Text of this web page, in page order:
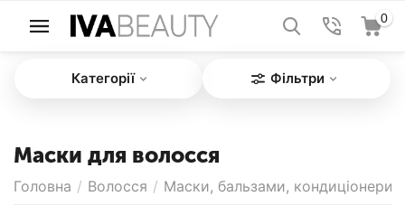
0
Категорії Фільтри
Маски для волосся
Головна / Волосся / Маски, бальзами, кондиціонери